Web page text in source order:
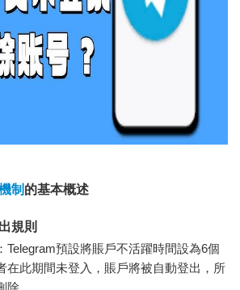
制 的基本概述
規則
：Telegram預設將賬戶不活躍時間設為6個
在此期間未登入，賬戶將被自動登出，所
。